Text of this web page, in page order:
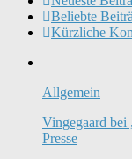
Beliebte
Kürzliche
Allgemein
Vingegaard
Presse